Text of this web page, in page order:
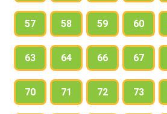
57 58 59 60
63 64 66 67
70 71 72 73